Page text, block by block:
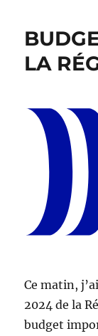
LA
Ce matin,
2024 de la
budget